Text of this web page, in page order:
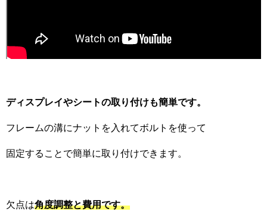
ディスプレイやシートの取り付けも簡単です。
フレームの溝にナットを入れてボルトを使って
固定することで簡単に取り付けできます。
欠点は角度調整と費用です。